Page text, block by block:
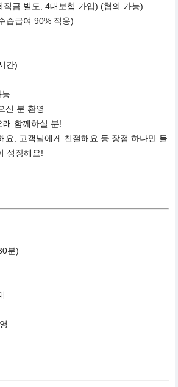
직금 별도, 4대보험 가입) (협의 가능)
습급여 90% 적용)
간)
신 분 환영
함께하실 분!
요, 고객님에게 친절해요 등 장점 하나만 들
성장해요!
분)